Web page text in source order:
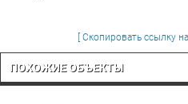
[ Скопировать ссылку
ПОХОЖИЕ ОБЪЕКТЫ